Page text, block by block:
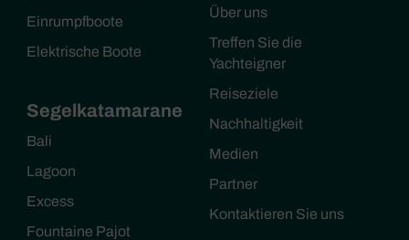
Einrumpfboote
Elektrische Boote
Segelkatamarane
Bali
Lagoon
Excess
Fountaine Pajot
Über uns
Treffen Sie die
Yachteigner
Reiseziele
Nachhaltigkeit
Medien
Partner
Kontaktieren Sie uns